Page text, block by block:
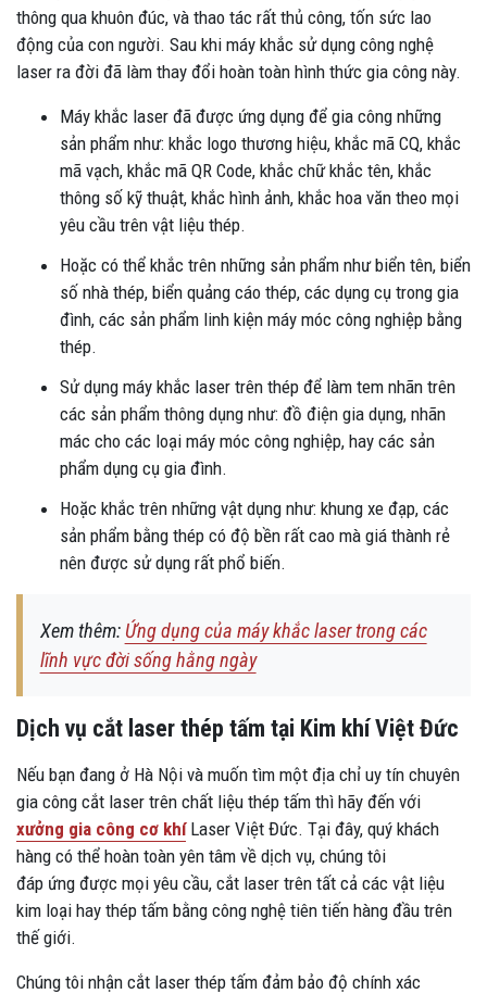
thông qua khuôn đúc, và thao tác rất thủ công, tốn sức lao
động của con người. Sau khi máy khắc sử dụng công nghệ
laser ra đời đã làm thay đổi hoàn toàn hình thức gia công này.
Máy khắc laser đã được ứng dụng để gia công những
sản phẩm như: khắc logo thương hiệu, khắc mã CQ, khắc
mã vạch, khắc mã QR Code, khắc chữ khắc tên, khắc
thông số kỹ thuật, khắc hình ảnh, khắc hoa văn theo mọi
yêu cầu trên vật liệu thép.
Hoặc có thể khắc trên những sản phẩm như biển tên, biển
số nhà thép, biển quảng cáo thép, các dụng cụ trong gia
đình, các sản phẩm linh kiện máy móc công nghiệp bằng
thép.
Sử dụng máy khắc laser trên thép để làm tem nhãn trên
các sản phẩm thông dụng như: đồ điện gia dụng, nhãn
mác cho các loại máy móc công nghiệp, hay các sản
phẩm dụng cụ gia đình.
Hoặc khắc trên những vật dụng như: khung xe đạp, các
sản phẩm bằng thép có độ bền rất cao mà giá thành rẻ
nên được sử dụng rất phổ biến.
Xem thêm: Ứng dụng của máy khắc laser trong các
lĩnh vực đời sống hằng ngày
Dịch vụ cắt laser thép tấm tại Kim khí Việt Đức
Nếu bạn đang ở Hà Nội và muốn tìm một địa chỉ uy tín chuyên
gia công cắt laser trên chất liệu thép tấm thì hãy đến với
xưởng gia công cơ khíLaser Việt Đức. Tại đây, quý khách
hàng có thể hoàn toàn yên tâm về dịch vụ, chúng tôi
đáp ứng được mọi yêu cầu, cắt laser trên tất cả các vật liệu
kim loại hay thép tấm bằng công nghệ tiên tiến hàng đầu trên
thế giới.
Chúng tôi nhận cắt laser thép tấm đảm bảo độ chính xác